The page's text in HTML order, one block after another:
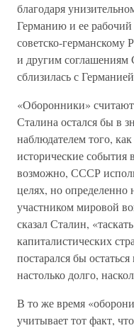
благодаря
Германию и ее
советско-германскому
и другим соглашениям
сблизилась с
«Оборонники»
Сталина остался бы в
наблюдателем того,
исторические события
возможно, СССР
целях, но определенно
участником мировой
сказал Сталин,
капиталистических
постарался бы
настолько долго,
В то же время
учитывает тот факт,